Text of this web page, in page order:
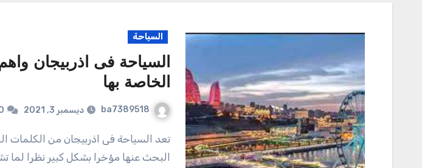
السياحة
السياحة فى اذربيجان
الخاصة بها
ba7389518 ديسمبر 3, 2021 0
تعد السياحة فى اذربيجان من الكلمات المفتاحية التى زاد
البحث عنها مؤخرا بشكل كبير نظرا لما